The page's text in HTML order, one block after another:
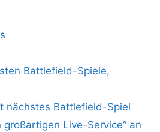
Battlefield-Spiele,
nächstes Battlefield-Spiel
großartigen Live-Service“ an